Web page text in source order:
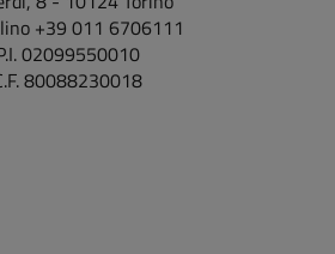
+39 011 6706111
02099550010
80088230018